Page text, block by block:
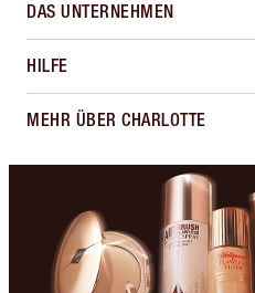
DAS UNTERNEHMEN
HILFE
MEHR ÜBER CHARLOTTE